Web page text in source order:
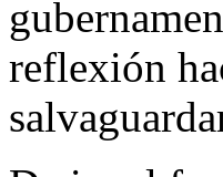
reflexión